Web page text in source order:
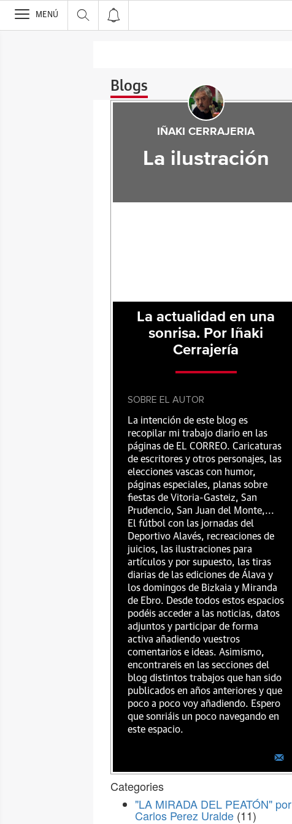
>
MENÚ
Blogs
IÑAKI CERRAJERIA
La ilustración
La actualidad en una
sonrisa. Por Iñaki
Cerrajería
SOBRE EL AUTOR
La intención de este blog es
recopilar mi trabajo diario en las
páginas de EL CORREO. Caricaturas
de escritores y otros personajes, las
elecciones vascas con humor,
páginas especiales, planas sobre
fiestas de Vitoria-Gasteiz, San
Prudencio, San Juan del Monte,...
El fútbol con las jornadas del
Deportivo Alavés, recreaciones de
juicios, las ilustraciones para
artículos y por supuesto, las tiras
diarias de las ediciones de Álava y
los domingos de Bizkaia y Miranda
de Ebro. Desde todos estos espacios
podéis acceder a las noticias, datos
adjuntos y participar de forma
activa añadiendo vuestros
comentarios e ideas. Asimismo,
encontrareis en las secciones del
blog distintos trabajos que han sido
publicados en años anteriores y que
poco a poco voy añadiendo. Espero
que sonriáis un poco navegando en
este espacio.
Categories
"LA MIRADA DEL PEATÓN" por
Carlos Perez Uralde (11)